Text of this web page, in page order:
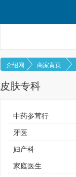
介绍网 商家黄页
皮肤专科
中药参茸行
牙医
妇产科
家庭医生